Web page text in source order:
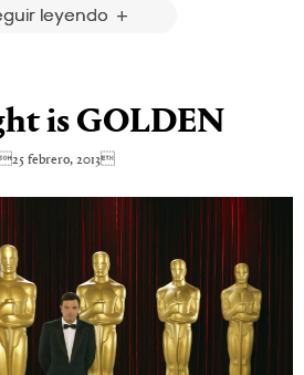
leyendo
is GOLDEN
febrero, 2013